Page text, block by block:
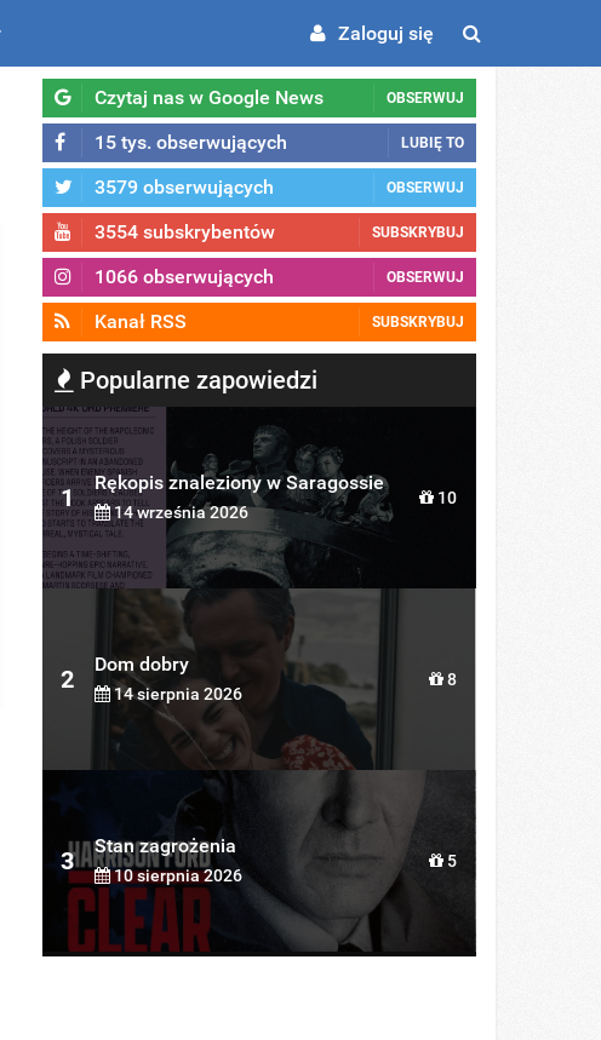
Zaloguj się
Czytaj nas w Google News OBSERWUJ
15 tys. obserwujących LUBIĘ TO
3579 obserwujących OBSERWUJ
3554 subskrybentów SUBSKRYBUJ
1066 obserwujących OBSERWUJ
Kanał RSS SUBSKRYBUJ
Popularne zapowiedzi
1
Rękopis znaleziony w Saragossie
14 września 2026
10
2
Dom dobry
14 sierpnia 2026
8
3
Stan zagrożenia
10 sierpnia 2026
5